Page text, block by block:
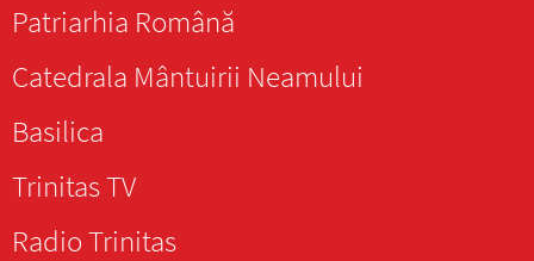
Patriarhia Română
Catedrala Mântuirii Neamului
Basilica
Trinitas TV
Radio Trinitas